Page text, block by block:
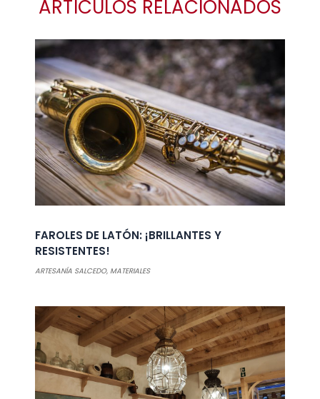
ARTÍCULOS RELACIONADOS
FAROLES DE LATÓN: ¡BRILLANTES Y
RESISTENTES!
ARTESANÍA SALCEDO, MATERIALES